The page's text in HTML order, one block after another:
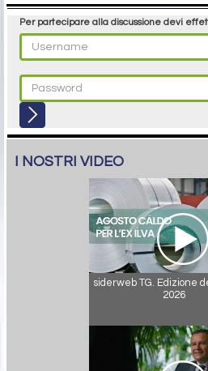
Per partecipare alla discussione devi
I NOSTRI VIDEO
siderweb TG. Edizione
2026